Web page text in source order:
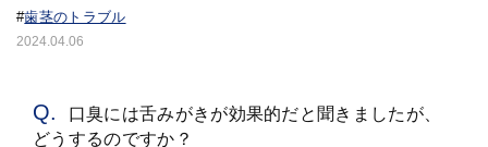
#歯茎のトラブル
2024.04.06
口臭には舌みがきが効果的だと聞きましたが、
どうするのですか？